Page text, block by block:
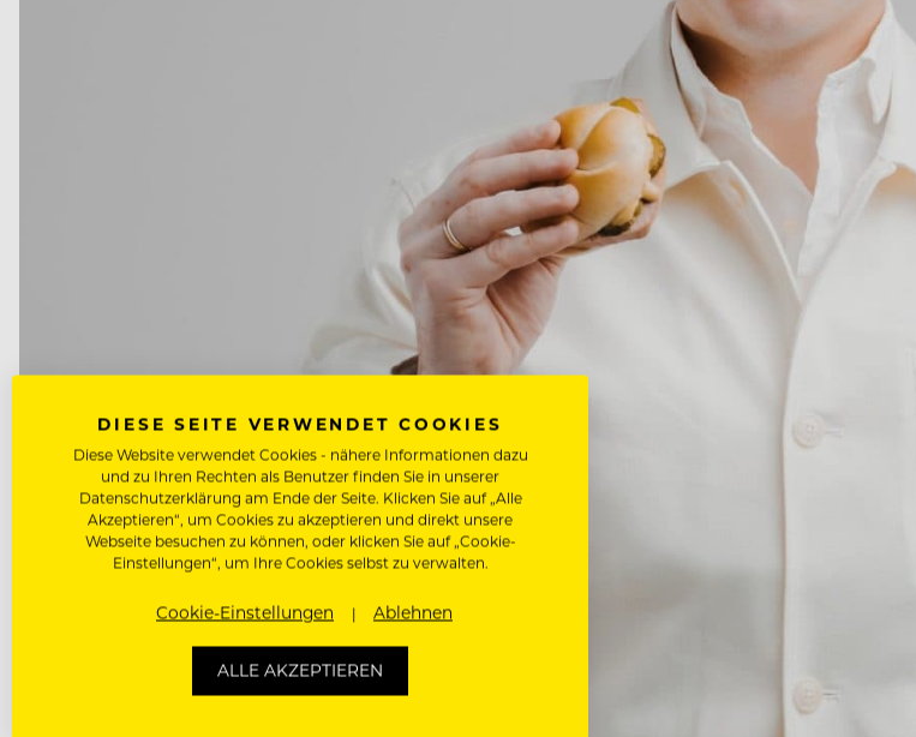
DIESE SEITE VERWENDET COOKIES
Diese Website verwendet Cookies - nähere Informationen dazu
und zu Ihren Rechten als Benutzer finden Sie in unserer
Datenschutzerklärung am Ende der Seite. Klicken Sie auf „Alle
Akzeptieren“, um Cookies zu akzeptieren und direkt unsere
Webseite besuchen zu können, oder klicken Sie auf „Cookie-
Einstellungen“, um Ihre Cookies selbst zu verwalten.
Cookie-Einstellungen Ablehnen
ALLE AKZEPTIEREN